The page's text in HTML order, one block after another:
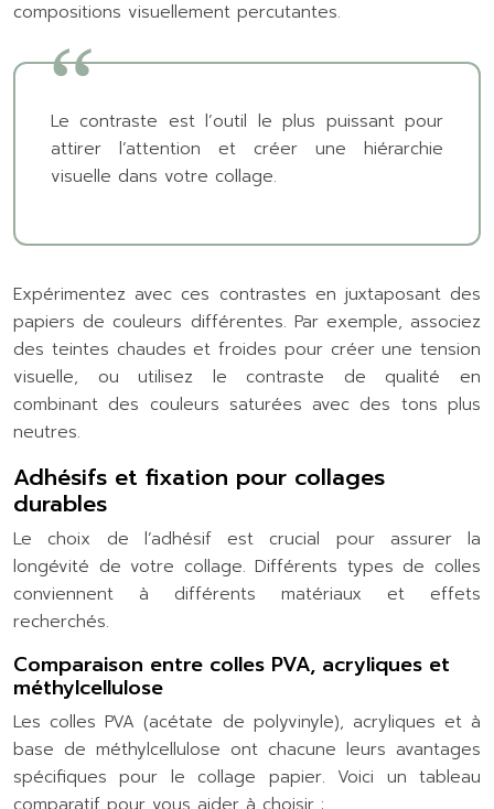
compositions visuellement percutantes.
Le contraste est l’outil le plus puissant pour
attirer l’attention et créer une hiérarchie
visuelle dans votre collage.
Expérimentez avec ces contrastes en juxtaposant des
papiers de couleurs différentes. Par exemple, associez
des teintes chaudes et froides pour créer une tension
visuelle, ou utilisez le contraste de qualité en
combinant des couleurs saturées avec des tons plus
neutres.
Adhésifs et fixation pour collages
durables
Le choix de l’adhésif est crucial pour assurer la
longévité de votre collage. Différents types de colles
conviennent à différents matériaux et effets
recherchés.
Comparaison entre colles PVA, acryliques et
méthylcellulose
Les colles PVA (acétate de polyvinyle), acryliques et à
base de méthylcellulose ont chacune leurs avantages
spécifiques pour le collage papier. Voici un tableau